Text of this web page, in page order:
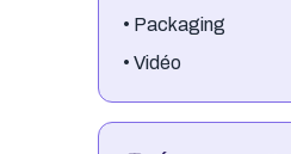
• Packaging
• Vidéo